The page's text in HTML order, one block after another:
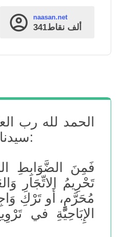
naasan.net
341ألف نقاط
الحمد لله رب
سيدنا محمد، وعلى آله وصحبه أجمعين، أما بعد:
فَمِنَ الضَّوَابِطِ
تَحْرِيمُ الاتِّجَارِ
مُحَرَّمٍ، أَو تَرْكِ
الإِبَاحِيَّةِ في